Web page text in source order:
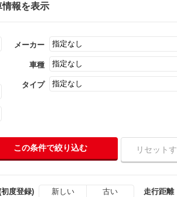
報を表示
メーカー
車種
タイプ
度登録) 新しい 古い 走行距離